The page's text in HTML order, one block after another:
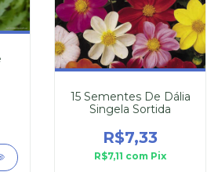
15 Sementes De Dália
Singela Sortida
R$7,33
R$7,11 com Pix